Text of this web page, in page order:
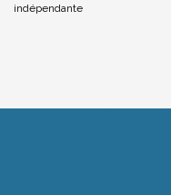
indépendante